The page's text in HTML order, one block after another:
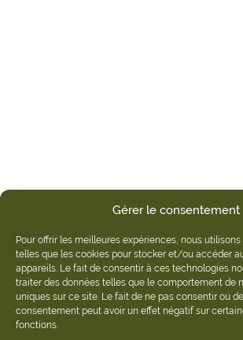
Gérer le consentement
Pour offrir les meilleures expériences, nous
telles que les cookies pour stocker et/ou accéder
appareils. Le fait de consentir à ces technologies
traiter des données telles que le comportement de
uniques sur ce site. Le fait de ne pas consentir ou
consentement peut avoir un effet négatif sur
fonctions.